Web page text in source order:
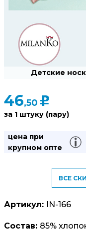
46,50 u
за 1 штуку (пару)
цена при
крупном опте
ВСЕ
Артикул: IN-166
Состав: 85%
Детские